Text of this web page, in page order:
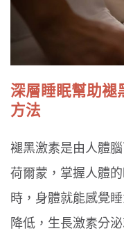
深層睡眠幫助褪
方法
褪黑激素是由人體
荷爾蒙，掌握人體
時，身體就能感覺
降低，生長激素分